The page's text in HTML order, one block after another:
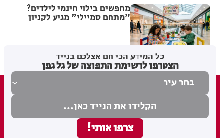
מחפשים בילוי חינמי לילדים?
"מתחם סמיילי" מגיע לקניון
כל המידע הכי חם אצלכם בנייד
הצטרפו לרשימת התפוצה של גל גפן